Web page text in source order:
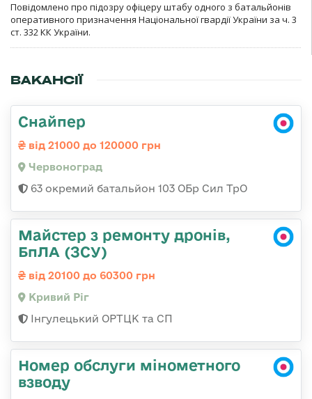
Повідомлено про підозру офіцеру штабу одного з батальйонів
оперативного призначення Національної гвардії України за ч. 3
ст. 332 КК України.
ВАКАНСІЇ
Снайпер
від 21000 до 120000 грн
Червоноград
63 окремий батальйон 103 ОБр Сил ТрО
Майстер з ремонту дронів,
БпЛА (ЗСУ)
від 20100 до 60300 грн
Кривий Ріг
Інгулецький ОРТЦК та СП
Номер обслуги мінометного
взводу